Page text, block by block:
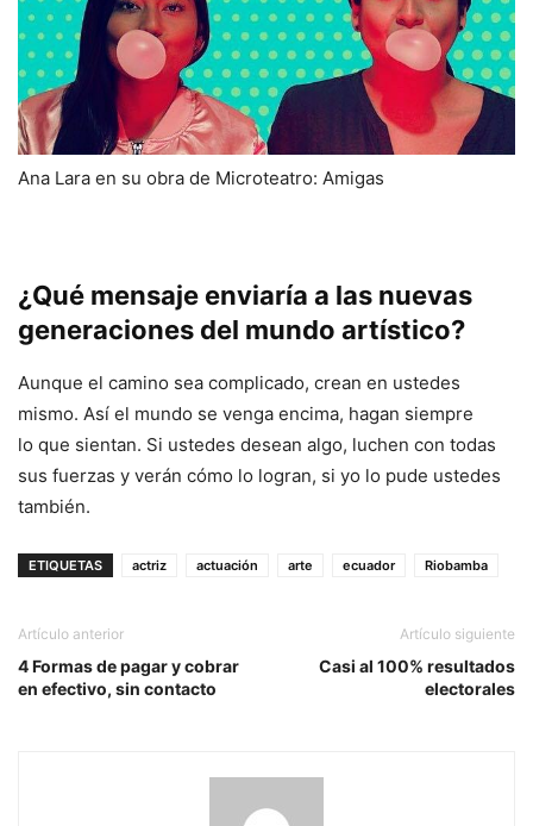
Ana Lara en su obra de Microteatro: Amigas
¿Qué mensaje enviaría a las nuevas
generaciones del mundo artístico?
Aunque el camino sea complicado, crean en ustedes
mismo. Así el mundo se venga encima, hagan siempre
lo que sientan. Si ustedes desean algo, luchen con todas
sus fuerzas y verán cómo lo logran, si yo lo pude ustedes
también.
ETIQUETAS actriz actuación arte ecuador Riobamba
Artículo anterior
4 Formas de pagar y cobrar
en efectivo, sin contacto
Artículo siguiente
Casi al 100% resultados
electorales